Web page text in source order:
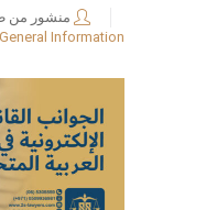
منشور من
General Information